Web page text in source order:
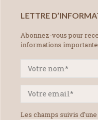
LETTRE
Abonnez-vous pour
informations
Les champs suivis